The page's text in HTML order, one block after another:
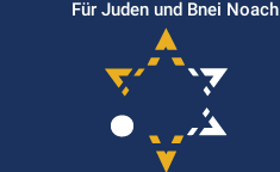
Für Juden und Bnei Noach